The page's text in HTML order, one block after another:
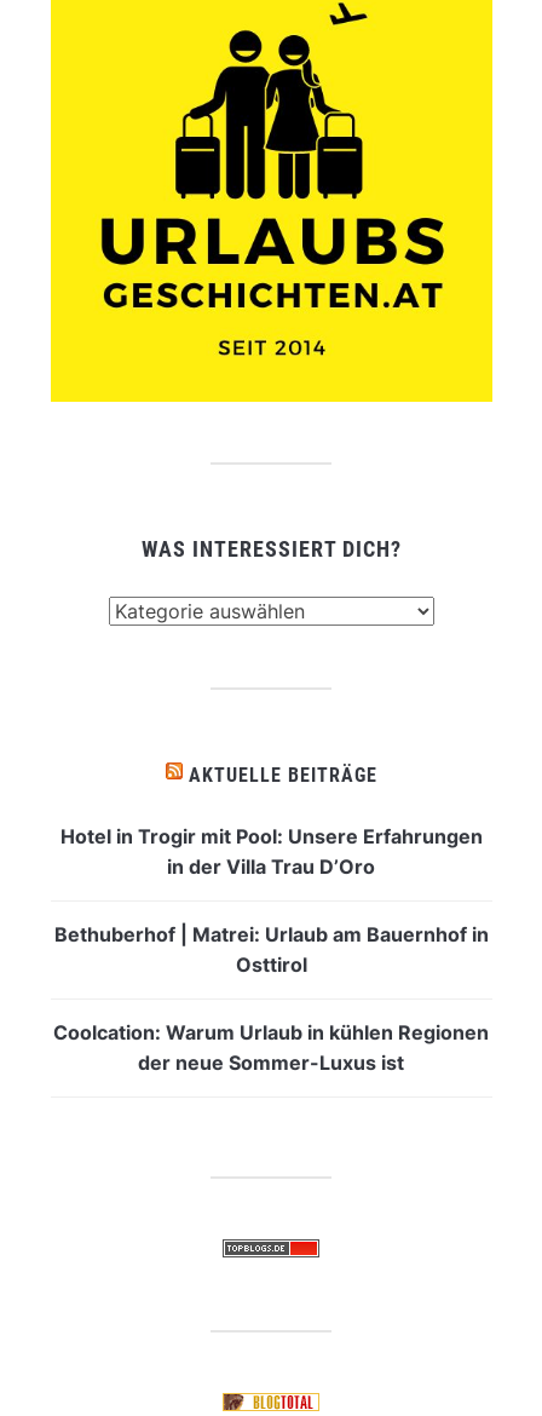
WAS INTERESSIERT DICH?
AKTUELLE BEITRÄGE
Hotel in Trogir mit Pool: Unsere Erfahrungen
in der Villa Trau D’Oro
Bethuberhof | Matrei: Urlaub am Bauernhof in
Osttirol
Coolcation: Warum Urlaub in kühlen Regionen
der neue Sommer-Luxus ist